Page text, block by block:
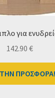
για
142.90 €
ΠΡΟΣΦΟΡΑ!